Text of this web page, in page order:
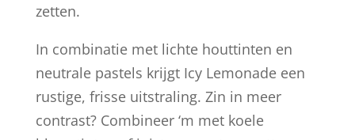
zetten.
In combinatie met lichte houttinten en
neutrale pastels krijgt Icy Lemonade een
rustige, frisse uitstraling. Zin in meer
contrast? Combineer ‘m met koele